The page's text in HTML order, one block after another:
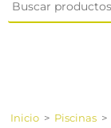
Inicio > Piscinas >